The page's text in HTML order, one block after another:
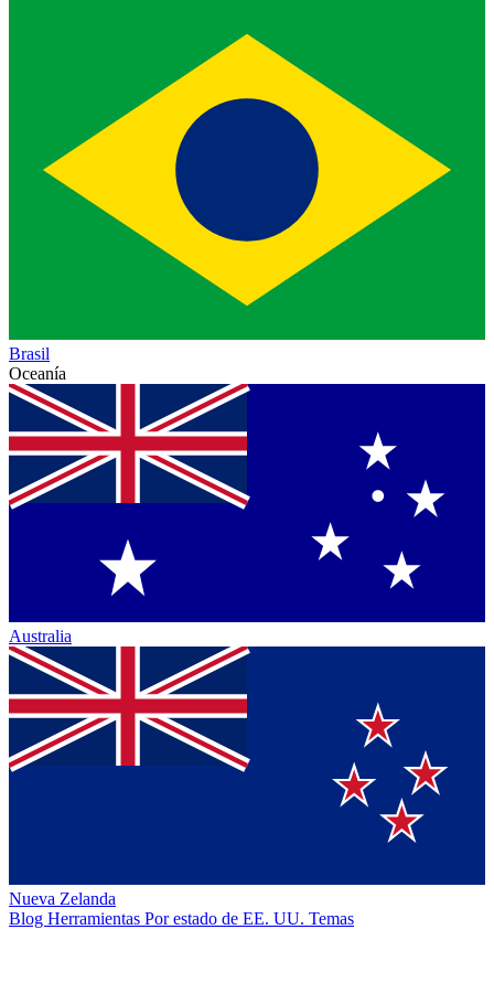
Brasil
Oceanía
Australia
Nueva Zelanda
Blog Herramientas Por estado de EE. UU. Temas